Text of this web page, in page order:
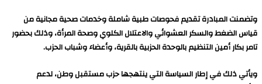
وتضمنت المبادرة تقديم فحوصات طبية شاملة وخدمات صحية مجانية من
قياس الضغط والسكر العشوائي والاعتلال الكلوي وصحة المرأة، وذلك بحضور
تامر بكار أمين التنظيم بالوحدة الحزبية بالقرية، وأعضاء وشباب الحزب.
ويأتي ذلك في إطار السياسة التي ينتهجها حزب مستقبل وطن، لدعم